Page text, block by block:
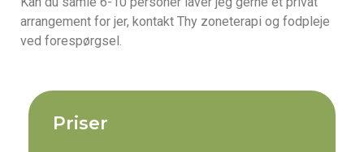
arrangement for jer, kontakt Thy zoneterapi og fodpleje
ved forespørgsel.
Priser